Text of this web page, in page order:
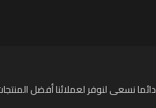
دائما نسعى لنوفر لعملائنا أفضل